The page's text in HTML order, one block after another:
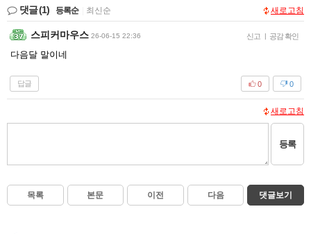
댓글(1) 등록순 최신순 새로고침
스피커마우스 26-06-15 22:36 신고 | 공감 확인
다음달 말이네
답글 0
0
새로고침
등록
목록 본문 이전 다음 댓글보기